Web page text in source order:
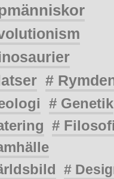
#
# Genetik
# Filosofi
#